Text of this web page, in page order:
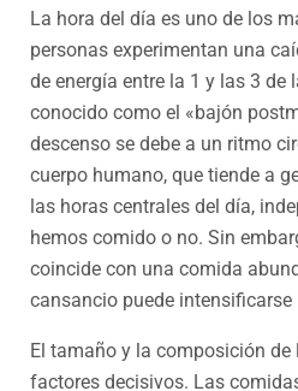
La hora del día es uno de los
personas experimentan una
de energía entre la 1 y las 3 de
conocido como el «bajón
descenso se debe a un ritmo
cuerpo humano, que tiende a
las horas centrales del día,
hemos comido o no. Sin
coincide con una comida
cansancio puede intensificarse
El tamaño y la composición
factores decisivos. Las